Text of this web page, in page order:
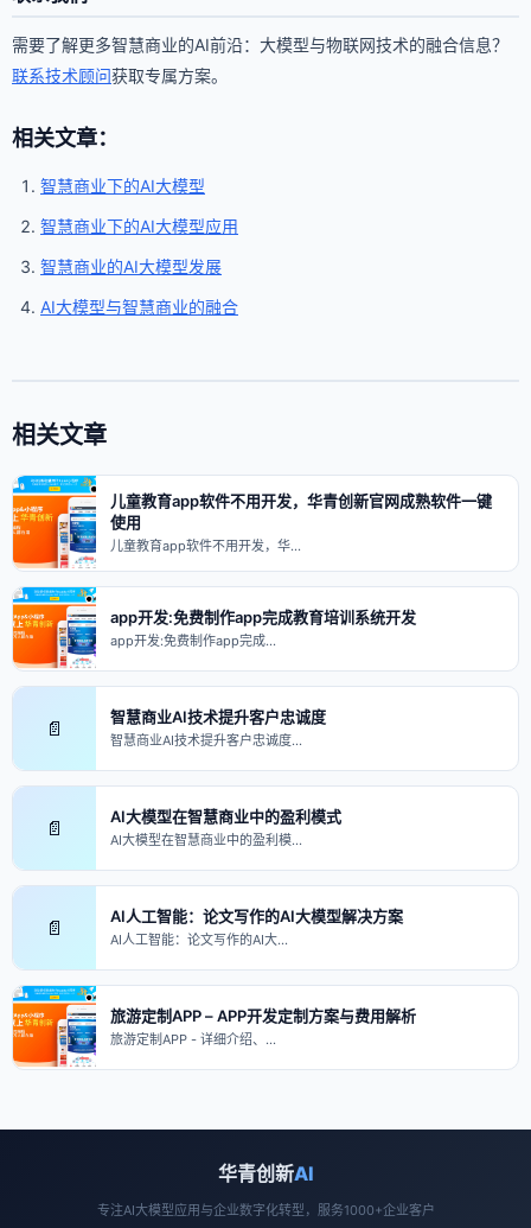
需要了解更多智慧商业的AI前沿：大模型与物联网技术的融合信息？
联系技术顾问获取专属方案。
相关文章：
智慧商业下的AI大模型
智慧商业下的AI大模型应用
智慧商业的AI大模型发展
AI大模型与智慧商业的融合
相关文章
儿童教育app软件不用开发，华青创新官网成熟软件一键
使用
儿童教育app软件不用开发，华…
app开发:免费制作app完成教育培训系统开发
app开发:免费制作app完成…
📄 智慧商业AI技术提升客户忠诚度
智慧商业AI技术提升客户忠诚度…
📄 AI大模型在智慧商业中的盈利模式
AI大模型在智慧商业中的盈利模…
📄 AI人工智能：论文写作的AI大模型解决方案
AI人工智能：论文写作的AI大…
旅游定制APP – APP开发定制方案与费用解析
旅游定制APP - 详细介绍、…
华青创新AI
专注AI大模型应用与企业数字化转型，服务1000+企业客户